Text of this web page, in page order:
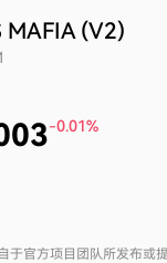
MAFIA (V2)
-0.01%
于官方项目团队所发布或